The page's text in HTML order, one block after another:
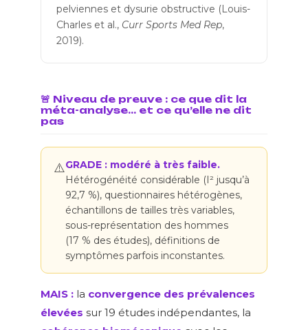
pelviennes et dysurie obstructive (Louis-
Charles et al., Curr Sports Med Rep,
2019).
🚨 Niveau de preuve : ce que dit la
méta-analyse… et ce qu’elle ne dit
pas
⚠️GRADE : modéré à très faible.
Hétérogénéité considérable (I² jusqu’à
92,7 %), questionnaires hétérogènes,
échantillons de tailles très variables,
sous-représentation des hommes
(17 % des études), définitions de
symptômes parfois inconstantes.
MAIS : la convergence des prévalences
élevées sur 19 études indépendantes, la